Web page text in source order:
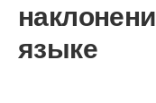
языке